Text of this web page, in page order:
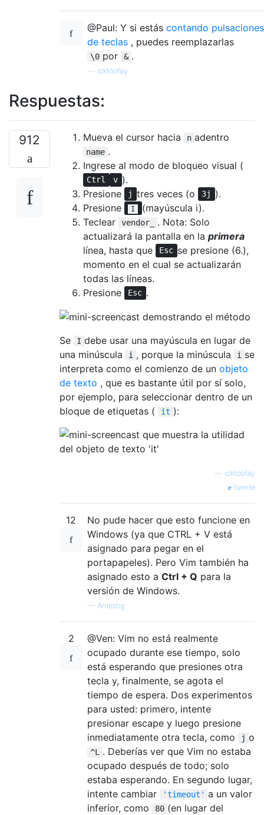
@Paul: Y si estás contando pulsaciones
de teclas , puedes reemplazarlas
\0 por & .
icktoofay
Respuestas:
912 Mueva el cursor hacia n adentro
name .
Ingrese al modo de bloqueo visual (
Ctrl v ).
Presione
j tres veces (o 3j
).
Presione
I
(mayúscula i).
Teclear
vendor_
. Nota: Solo
actualizará la pantalla en la primera
línea, hasta que
Esc se presione (6.),
momento en el cual se actualizarán
todas las líneas.
Presione
Esc .
Se I debe usar una mayúscula en lugar de
una minúscula
i , porque la minúscula i se
interpreta como el comienzo de un objeto
de texto , que es bastante útil por sí solo,
por ejemplo, para seleccionar dentro de un
bloque de etiquetas (
it ):
icktoofay
fuente
12
No pude hacer que esto funcione en
Windows (ya que CTRL + V está
asignado para pegar en el
portapapeles). Pero Vim también ha
asignado esto a Ctrl + Q para la
versión de Windows.
— Arnestig
2
@Ven: Vim no está realmente
ocupado durante ese tiempo, solo
está esperando que presiones otra
tecla y, finalmente, se agota el
tiempo de espera. Dos experimentos
para usted: primero, intente
presionar escape y luego presione
inmediatamente otra tecla, como
j o
^L
. Deberías ver que Vim no estaba
ocupado después de todo; solo
estaba esperando. En segundo lugar,
intente cambiar
'timeout' a un valor
inferior, como
80 (en lugar del